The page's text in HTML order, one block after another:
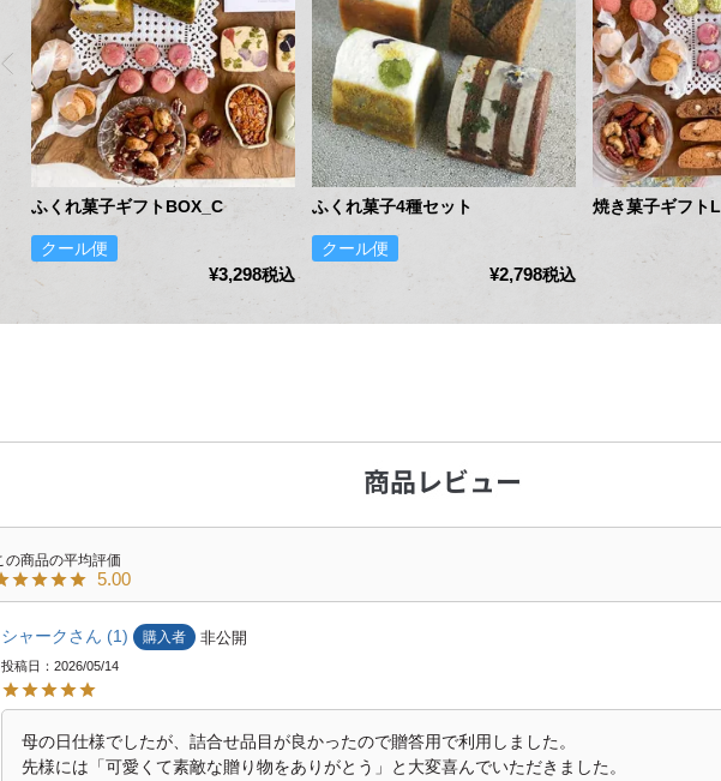
ふくれ菓子ギフトBOX_C
クール便
¥3,298税込
ふくれ菓子4種セット
クール便
¥2,798税込
焼き菓子ギフトL
5.00
シャーク 1 購入者 非公開
投稿日 2026/05/14
母の日仕様でしたが、詰合せ品目が良かったので贈答用で利用しました。
先様には「可愛くて素敵な贈り物をありがとう」と大変喜んでいただきました。